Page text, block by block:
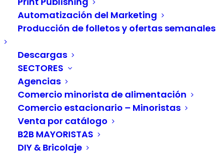
Automatización del Marketing
Producción de folletos y ofertas semanales
Descargas
SECTORES
Agencias
Comercio minorista de alimentación
Comercio estacionario – Minoristas
Venta por catálogo
B2B MAYORISTAS
DIY & Bricolaje
E-commerce y PIM: 8
razones por las que las
tiendas online deberían
utilizar un sistema PIM
para cumplir
plenamente la
experiencia del cliente